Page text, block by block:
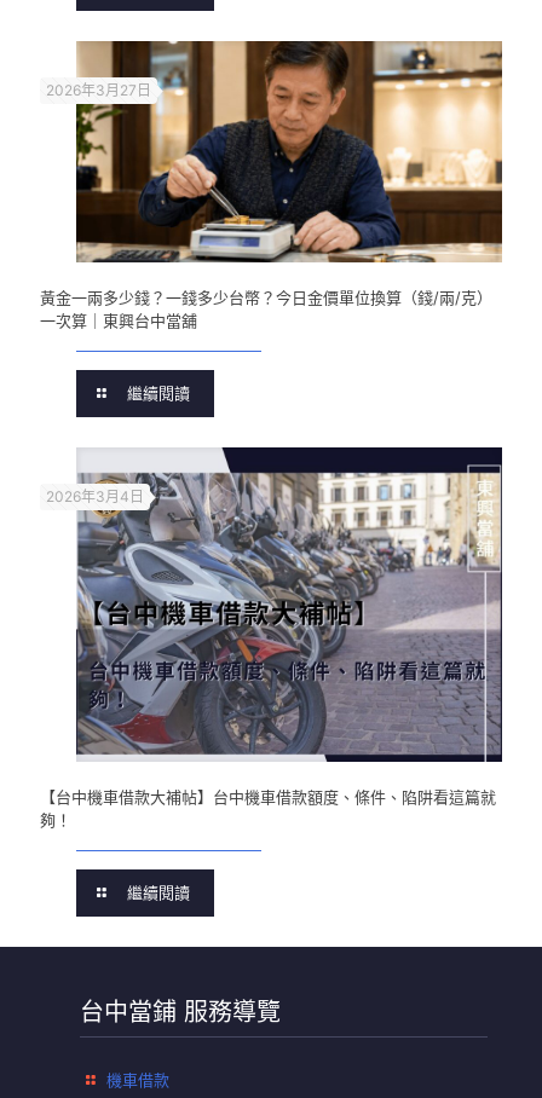
2026年3月27日
黃金一兩多少錢？一錢多少台幣？今日金價單位換算（錢/兩/克）
一次算｜東興台中當舖
繼續閱讀
2026年3月4日
【台中機車借款大補帖】台中機車借款額度、條件、陷阱看這篇就
夠！
繼續閱讀
台中當鋪 服務導覽
機車借款